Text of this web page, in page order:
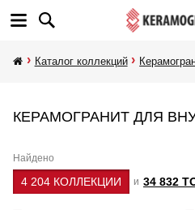
Каталог коллекций
КЕРАМОГРАНИТ ДЛЯ
Найдено
4 204 КОЛЛЕКЦИИ и 34 832